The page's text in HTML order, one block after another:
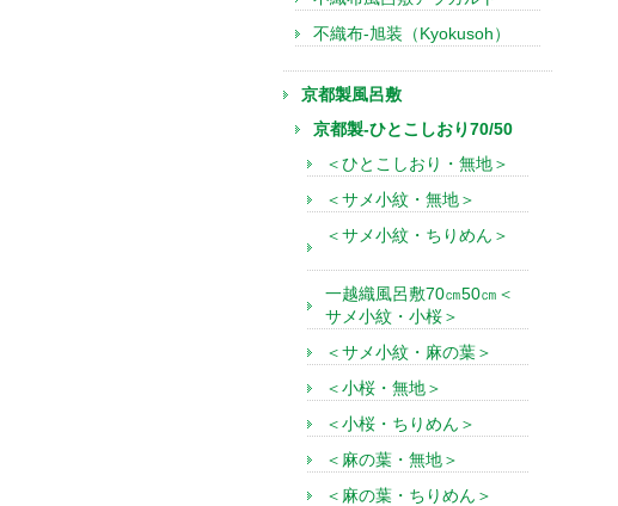
不織布-旭装（Kyokusoh）
京都製風呂敷
京都製-ひとこしおり70/50
＜ひとこしおり・無地＞
＜サメ小紋・無地＞
＜サメ小紋・ちりめん＞
一越織風呂敷70㎝50㎝＜
サメ小紋・小桜＞
＜サメ小紋・麻の葉＞
＜小桜・無地＞
＜小桜・ちりめん＞
＜麻の葉・無地＞
＜麻の葉・ちりめん＞